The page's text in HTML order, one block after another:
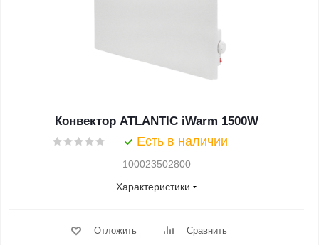
Конвектор ATLANTIC iWarm 1500W
Есть в наличии
100023502800
Характеристики
Отложить Сравнить